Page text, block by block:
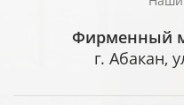
Фирменный
г. Абакан,